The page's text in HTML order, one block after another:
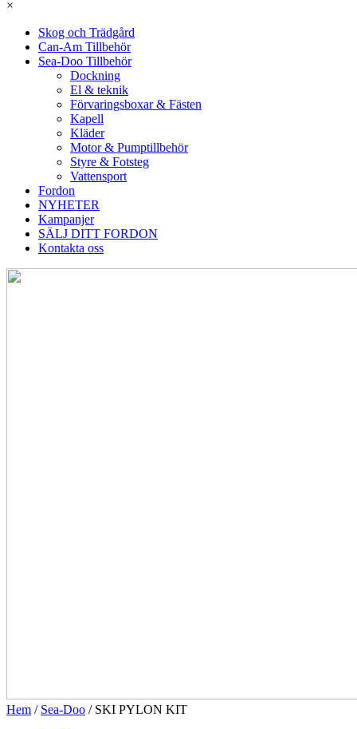
×
Skog och Trädgård
Can-Am Tillbehör
Sea-Doo Tillbehör
Dockning
El & teknik
Förvaringsboxar & Fästen
Kapell
Kläder
Motor & Pumptillbehör
Styre & Fotsteg
Vattensport
Fordon
NYHETER
Kampanjer
SÄLJ DITT FORDON
Kontakta oss
Hem / Sea-Doo / SKI PYLON KIT